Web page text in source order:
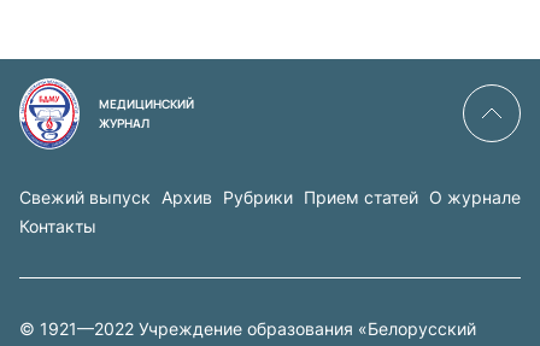
МЕДИЦИНСКИЙ
ЖУРНАЛ
Свежий выпуск Архив Рубрики Прием статей О журнале
Контакты
© 1921—2022 Учреждение образования «Белорусский